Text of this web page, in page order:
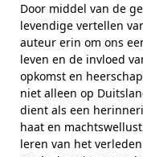
Door middel van de
levendige vertellen
auteur erin om ons
leven en de invloed
opkomst en
niet alleen op
dient als een
haat en
leren van het